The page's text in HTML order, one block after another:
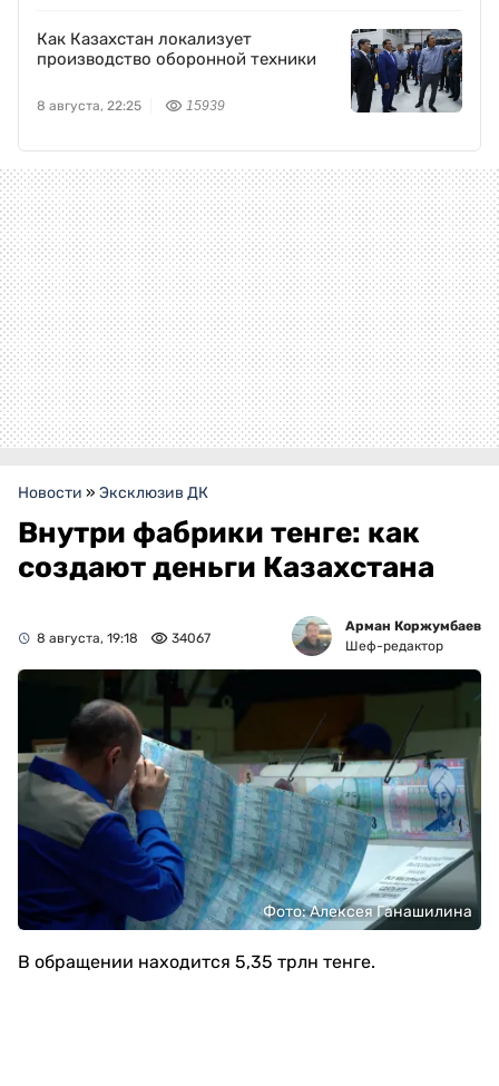
Как Казахстан локализует
производство оборонной техники
8 августа, 22:25 15939
Новости » Эксклюзив ДК
Внутри фабрики тенге: как
создают деньги Казахстана
8 августа, 19:18 34067
Арман Коржумбаев
Шеф-редактор
Фото: Алексея Ганашилина
В обращении находится 5,35 трлн тенге.